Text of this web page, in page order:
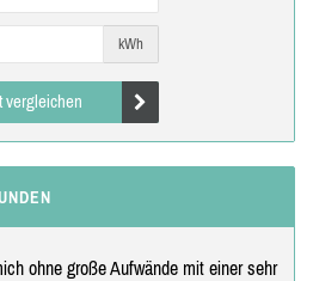
kWh
vergleichen
ohne große Aufwände mit einer sehr